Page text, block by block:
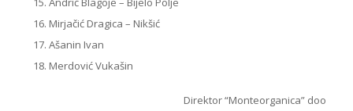
Mirjačić Dragica – Nikšić
Ašanin Ivan
Merdović Vukašin
Direktor “Monteorganica” doo